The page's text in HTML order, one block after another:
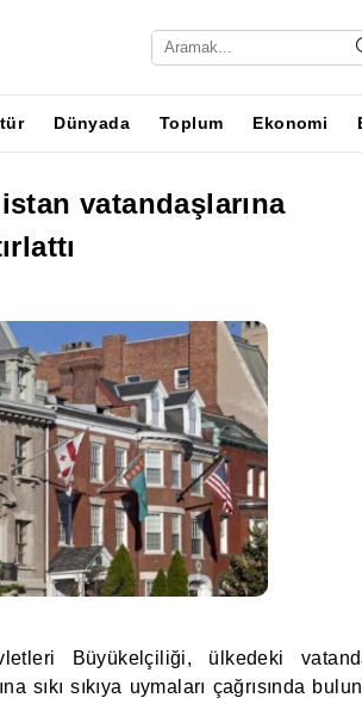
Dünyada Toplum Ekonomi
vatandaşlarına
Büyükelçiliği, ülkedeki
sıkı sıkıya uymaları çağrısında